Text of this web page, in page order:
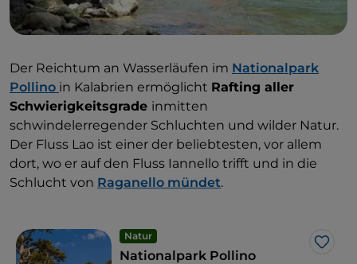
Der Reichtum an Wasserläufen im Nationalpark
Pollino in Kalabrien ermöglicht Rafting aller
Schwierigkeitsgrade inmitten
schwindelerregender Schluchten und wilder Natur.
Der Fluss Lao ist einer der beliebtesten, vor allem
dort, wo er auf den Fluss Iannello trifft und in die
Schlucht von Raganello mündet.
Natur
Like
Nationalpark Pollino